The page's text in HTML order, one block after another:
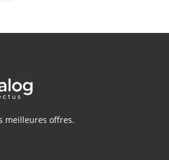
meilleures offres.